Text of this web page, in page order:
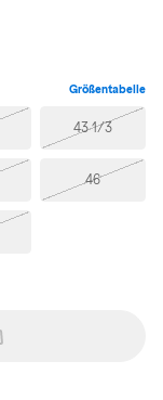
Größentabelle
43 1/3
46